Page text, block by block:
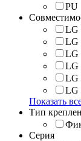
PU
LG
LG
LG
LG
LG
LG
Показать
Тип
Серия